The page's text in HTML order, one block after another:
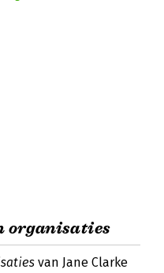
organisaties
van Jane Clarke